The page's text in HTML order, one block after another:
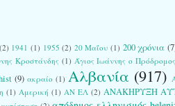
(2) 1941 (1) 1955 (2) 20 Μαΐου (1) 200 χρόνια
Κροστάνδης (1) Άγιος Ιωάννης ο Πρόδρομος
(9) ακραίο (1) Αλβανία (917)
(1) Αμερική (1) ΑΝ ΕΛ (2) ΑΝΑΚΗΡΥΞΗ